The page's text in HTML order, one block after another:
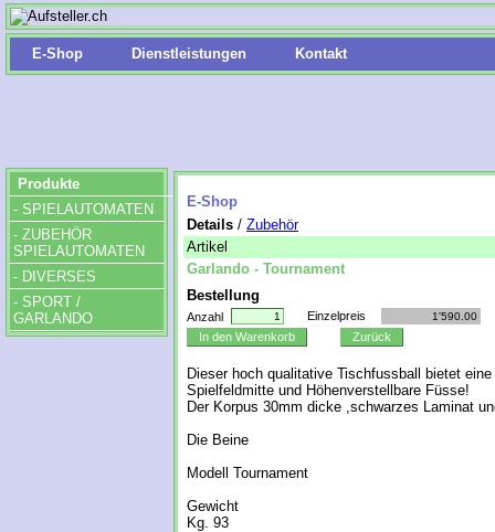
Produkte
- SPIELAUTOMATEN
- ZUBEHÖR
SPIELAUTOMATEN
- DIVERSES
- SPORT /
GARLANDO
E-Shop
Details / Zubehör
Artikel
Garlando - Tournament
Bestellung
Anzahl
Einzelpreis
In den Warenkorb
Zurück
Dieser hoch qualitative Tischfussball bietet
Spielfeldmitte und Höhenverstellbare Füsse!
Der Korpus 30mm dicke ,schwarzes Laminat
Die Beine
Modell Tournament
Gewicht
Kg. 93
E-Shop Dienstleistungen Kontakt